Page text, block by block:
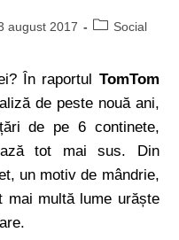
august 2017 Social
În raportul TomTom
de peste nouă ani,
de pe 6 continete,
tot mai sus. Din
un motiv de mândrie,
multă lume urăște